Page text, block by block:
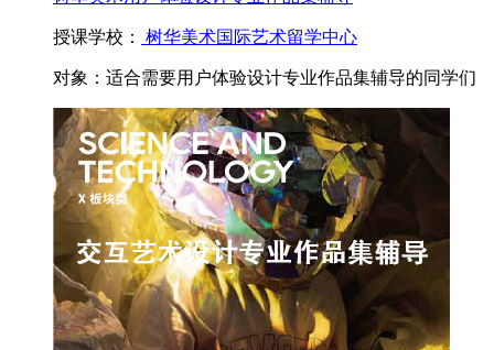
授课学校： 树华美术国际艺术留学中心
对象： 适合需要用户体验设计专业作品集辅导的同学们